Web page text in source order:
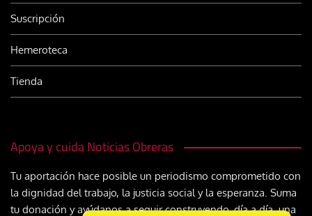
Suscripción
Hemeroteca
Tienda
Apoya y cuida Noticias Obreras
Tu aportación hace posible un periodismo comprometido con
la dignidad del trabajo, la justicia social y la esperanza. Suma
tu donación y ayúdanos a seguir construyendo, día a día, una